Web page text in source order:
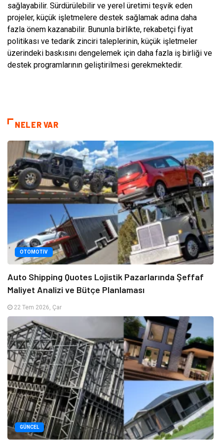
sağlayabilir. Sürdürülebilir ve yerel üretimi teşvik eden
projeler, küçük işletmelere destek sağlamak adına daha
fazla önem kazanabilir. Bununla birlikte, rekabetçi fiyat
politikası ve tedarik zinciri taleplerinin, küçük işletmeler
üzerindeki baskısını dengelemek için daha fazla iş birliği ve
destek programlarının geliştirilmesi gerekmektedir.
NELER VAR
OTOMOTIV
Auto Shipping Quotes Lojistik Pazarlarında Şeffaf
Maliyet Analizi ve Bütçe Planlaması
22 Tem 2026, Çar
GÜNCEL